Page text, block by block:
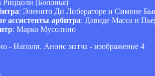
Риццоли (Болонья)
: Эленито Ди Либераторе и Симоне
ассистенты арбитра: Давиде Масса и
: Марко Мусолино